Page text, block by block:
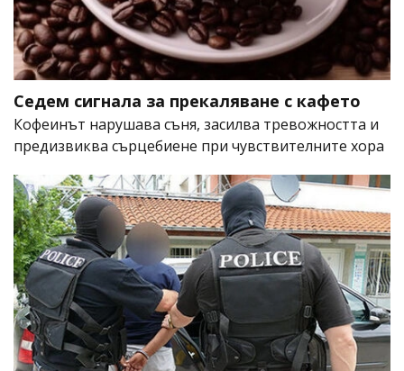
Седем сигнала за прекаляване с кафето
Кофеинът нарушава съня, засилва тревожността и
предизвиква сърцебиене при чувствителните хора